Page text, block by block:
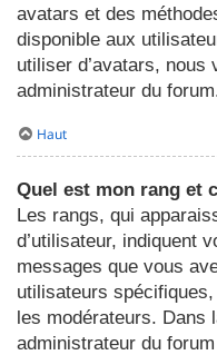
avatars et des
disponible aux
utiliser d’avatars,
administrateur du
Haut
Quel est mon rang et
Les rangs, qui
d’utilisateur, indiquent
messages que vous
utilisateurs
les modérateurs. Dans
administrateur du